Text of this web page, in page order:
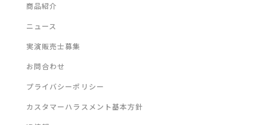
商品紹介
ニュース
実演販売士募集
お問合わせ
プライバシーポリシー
カスタマーハラスメント基本方針